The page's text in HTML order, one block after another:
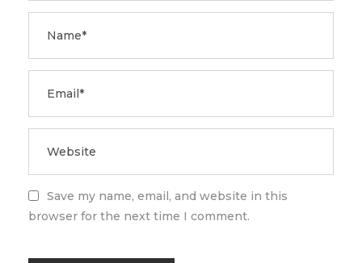
Save my name, email, and website in this
browser for the next time I comment.